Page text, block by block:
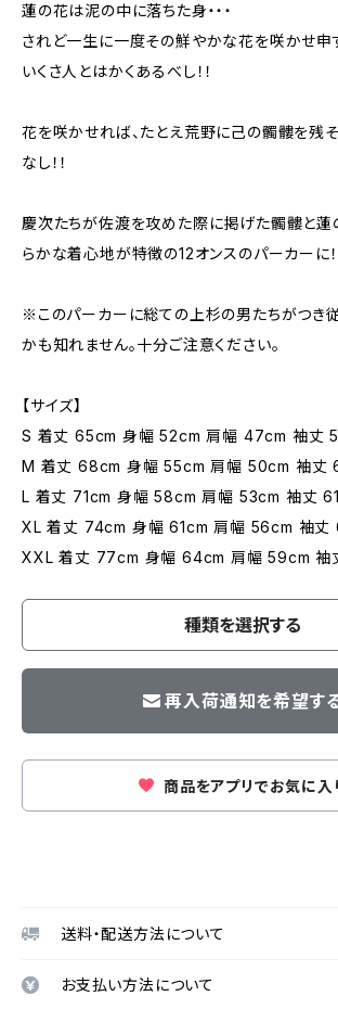
蓮の花は泥の中に落ちた身・・・
されど一生に一度その鮮やかな花を咲かせ申
いくさ人とはかくあるべし！！
花を咲かせれば、たとえ荒野に己の髑髏を残
なし！！
慶次たちが佐渡を攻めた際に掲げた髑髏と蓮
らかな着心地が特徴の12オンスのパーカーに！
※このパーカーに総ての上杉の男たちがつき
かも知れません。十分ご注意ください。
【サイズ】
S 着丈 65cm 身幅 52cm 肩幅 47cm 袖丈
M 着丈 68cm 身幅 55cm 肩幅 50cm 袖丈
L 着丈 71cm 身幅 58cm 肩幅 53cm 袖丈
XL 着丈 74cm 身幅 61cm 肩幅 56cm 袖丈
XXL 着丈 77cm 身幅 64cm 肩幅 59cm 袖
種類を選択する
再入荷通知を希望す
商品をアプリでお気に入
送料・配送方法について
お支払い方法について